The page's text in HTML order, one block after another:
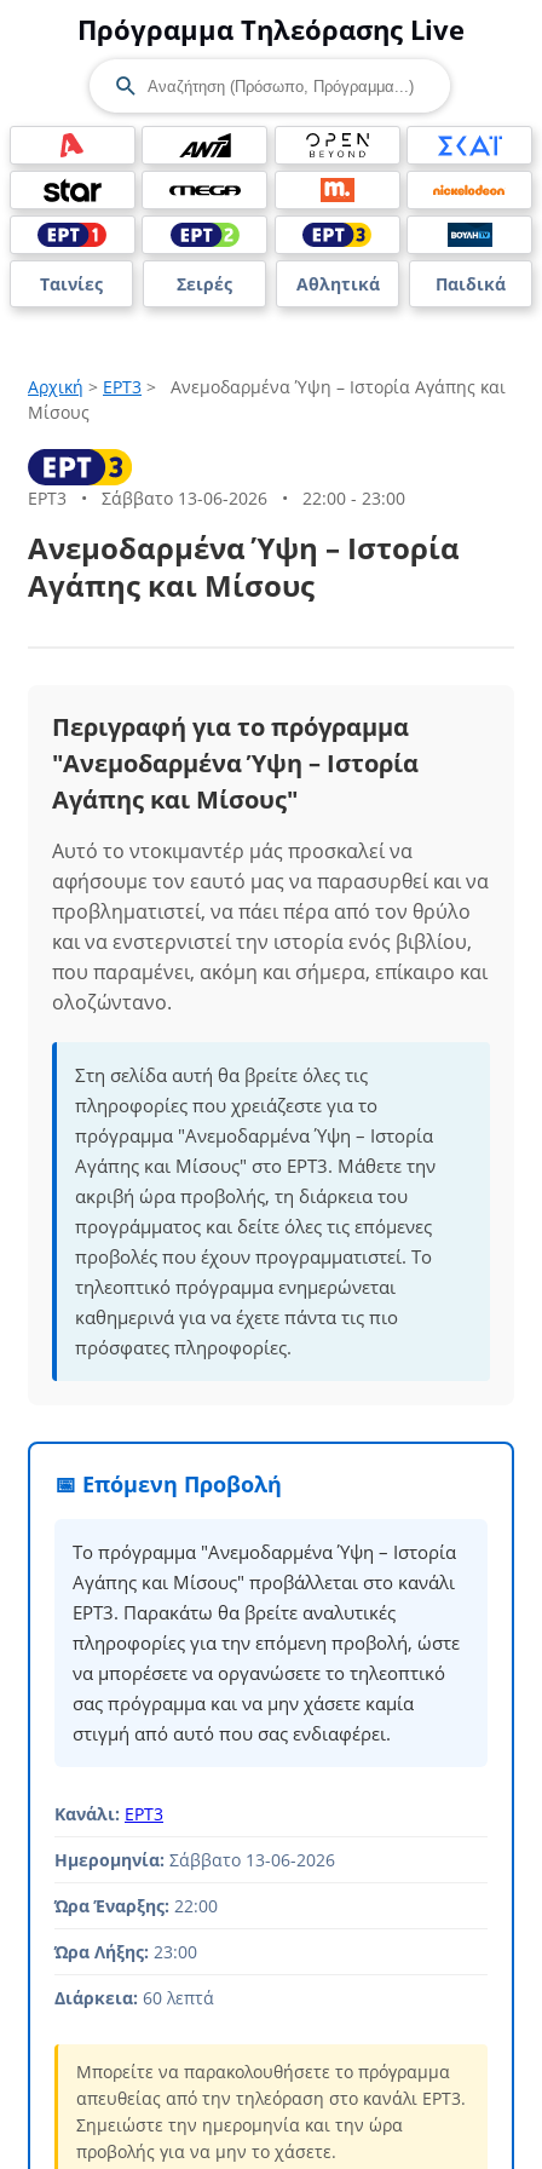
Πρόγραμμα Τηλεόρασης Live
Ταινίες Σειρές Αθλητικά Παιδικά
Αρχική > ΕΡΤ3 >
Ανεμοδαρμένα Ύψη – Ιστορία Αγάπης και
Μίσους
ΕΡΤ3 • Σάββατο 13-06-2026 • 22:00 - 23:00
Ανεμοδαρμένα Ύψη – Ιστορία
Αγάπης και Μίσους
Περιγραφή για το πρόγραμμα
"Ανεμοδαρμένα Ύψη – Ιστορία
Αγάπης και Μίσους"
Αυτό το ντοκιμαντέρ μάς προσκαλεί να
αφήσουμε τον εαυτό μας να παρασυρθεί και να
προβληματιστεί, να πάει πέρα από τον θρύλο
και να ενστερνιστεί την ιστορία ενός βιβλίου,
που παραμένει, ακόμη και σήμερα, επίκαιρο και
ολοζώντανο.
Στη σελίδα αυτή θα βρείτε όλες τις
πληροφορίες που χρειάζεστε για το
πρόγραμμα "Ανεμοδαρμένα Ύψη – Ιστορία
Αγάπης και Μίσους" στο ΕΡΤ3. Μάθετε την
ακριβή ώρα προβολής, τη διάρκεια του
προγράμματος και δείτε όλες τις επόμενες
προβολές που έχουν προγραμματιστεί. Το
τηλεοπτικό πρόγραμμα ενημερώνεται
καθημερινά για να έχετε πάντα τις πιο
πρόσφατες πληροφορίες.
📅 Επόμενη Προβολή
Το πρόγραμμα "Ανεμοδαρμένα Ύψη – Ιστορία
Αγάπης και Μίσους" προβάλλεται στο κανάλι
ΕΡΤ3. Παρακάτω θα βρείτε αναλυτικές
πληροφορίες για την επόμενη προβολή, ώστε
να μπορέσετε να οργανώσετε το τηλεοπτικό
σας πρόγραμμα και να μην χάσετε καμία
στιγμή από αυτό που σας ενδιαφέρει.
Κανάλι: ΕΡΤ3
Ημερομηνία: Σάββατο 13-06-2026
Ώρα Έναρξης: 22:00
Ώρα Λήξης: 23:00
Διάρκεια: 60 λεπτά
Μπορείτε να παρακολουθήσετε το πρόγραμμα
απευθείας από την τηλεόραση στο κανάλι ΕΡΤ3.
Σημειώστε την ημερομηνία και την ώρα
προβολής για να μην το χάσετε.